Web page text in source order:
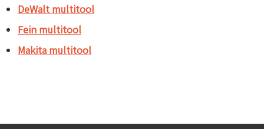
DeWalt multitool
Fein multitool
Makita multitool